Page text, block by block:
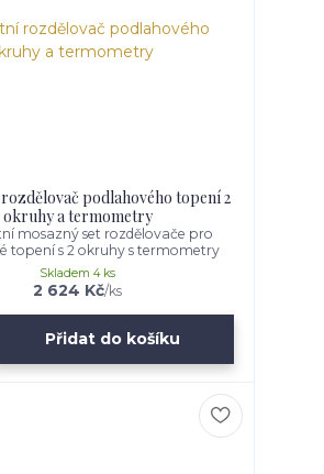
podlahového topení 2
okruhy a termometry
mosazný set rozdělovače pro
topení s 2 okruhy s termometry
2 624 Kč/ks
Skladem 4 ks
Přidat do košíku